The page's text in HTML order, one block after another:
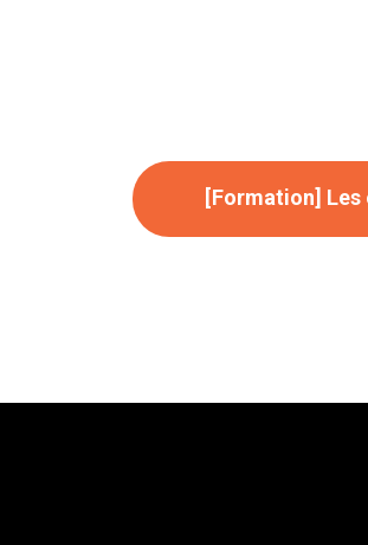
[Formation] Les